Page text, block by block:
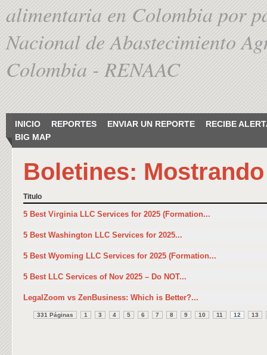
alimentaria en Colombia por
Nacional de Abastecimiento
Colombia - RENAAC
INICIO REPORTES ENVIAR UN REPORTE
RECIBE
BIG MAP
Boletines:
Titulo
5 Best Virginia LLC Services for 2025 (Formation...
5 Best Washington LLC Services for 2025...
5 Best Wyoming LLC Services for 2025 (Formation...
5 Best LLC Services of Nov 2025 – Do NOT...
LegalZoom vs ZenBusiness: Which is Better?...
331 Páginas 1 3 4 5 6 7 8 9 10 11 12 13